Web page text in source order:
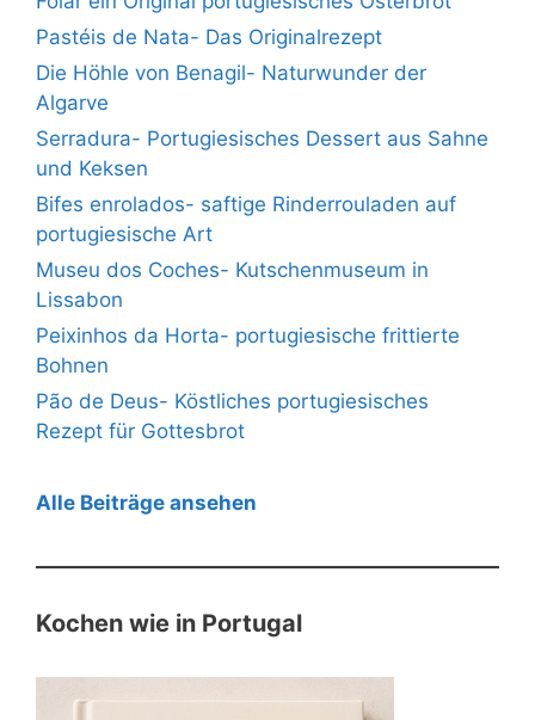
Pastéis de Nata- Das Originalrezept
Die Höhle von Benagil- Naturwunder der
Algarve
Serradura- Portugiesisches Dessert aus Sahne
und Keksen
Bifes enrolados- saftige Rinderrouladen auf
portugiesische Art
Museu dos Coches- Kutschenmuseum in
Lissabon
Peixinhos da Horta- portugiesische frittierte
Bohnen
Pão de Deus- Köstliches portugiesisches
Rezept für Gottesbrot
Alle Beiträge ansehen
Kochen wie in Portugal